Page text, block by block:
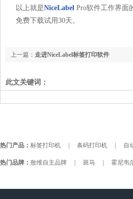
以上就是NiceLabel Pro软件工作界面
免费下载试用30天。
上一篇： 走进NiceLabel标签打印软件
此文关键词：
热门产品： 标签打印机 条码打印机 自
热门品牌： 敖维自主品牌 斑马 霍尼韦